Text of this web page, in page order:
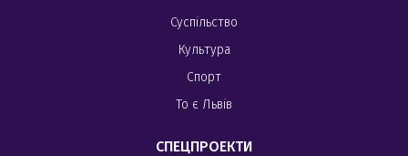
Суспільство
Культура
Спорт
То є Львів
СПЕЦПРОЕКТИ